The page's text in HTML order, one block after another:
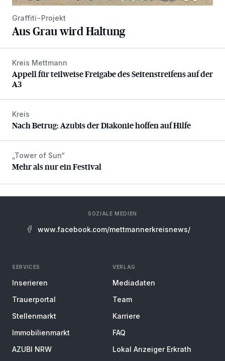
Graffiti-Projekt
Aus Grau wird Haltung
Appell für teilweise Freigabe des Seitenstreifens auf der A3
Kreis Mettmann
Appell für teilweise Freigabe des Seitenstreifens auf der
A3
Nach Betrug: Azubis der Diakonie hoffen auf Hilfe
Kreis
Nach Betrug: Azubis der Diakonie hoffen auf Hilfe
Mehr als nur ein Festival
„Tower of Sun“
Mehr als nur ein Festival
SOZIALE MEDIEN
www.facebook.com/mettmannerkreisnews/
SERVICES
Inserieren
Trauerportal
Stellenmarkt
Immobilienmarkt
AZUBI NRW
VERLAG
Mediadaten
Team
Karriere
FAQ
Lokal Anzeiger Erkrath